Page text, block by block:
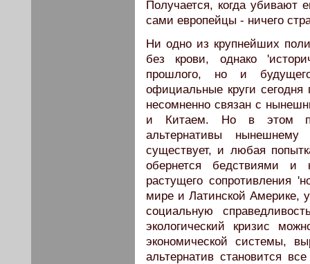
Получается, когда убивают
сами европейцы - ничего
Ни одно из крупнейших
без крови, однако
прошлого, но и
официальные круги
несомненно связан с
и Китаем. Но в этом
альтернативы нынешнему
существует, и любая
обернется бедствиями и
растущего сопротивления
мире и Латинской Америке,
социальную
экологический кризис
экономической системы,
альтернатив становится